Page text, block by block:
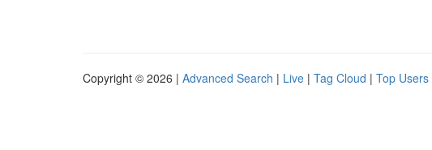
Copyright © 2026 | Advanced Search | Live | Tag Cloud | Top Users